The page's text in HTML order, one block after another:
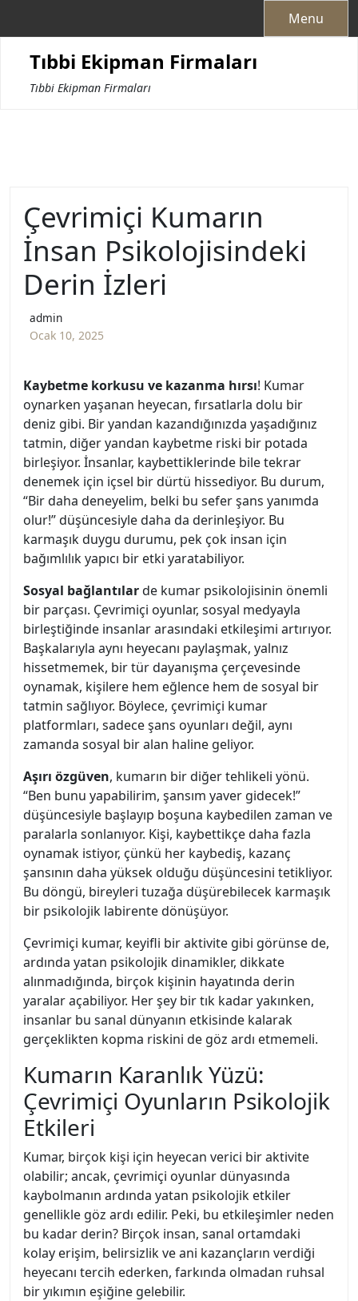
Menu
Tıbbi Ekipman Firmaları
Tıbbi Ekipman Firmaları
Çevrimiçi Kumarın
İnsan Psikolojisindeki
Derin İzleri
admin
Ocak 10, 2025
Kaybetme korkusu ve kazanma hırsı! Kumar
oynarken yaşanan heyecan, fırsatlarla dolu bir
deniz gibi. Bir yandan kazandığınızda yaşadığınız
tatmin, diğer yandan kaybetme riski bir potada
birleşiyor. İnsanlar, kaybettiklerinde bile tekrar
denemek için içsel bir dürtü hissediyor. Bu durum,
“Bir daha deneyelim, belki bu sefer şans yanımda
olur!” düşüncesiyle daha da derinleşiyor. Bu
karmaşık duygu durumu, pek çok insan için
bağımlılık yapıcı bir etki yaratabiliyor.
Sosyal bağlantılarde kumar psikolojisinin önemli
bir parçası. Çevrimiçi oyunlar, sosyal medyayla
birleştiğinde insanlar arasındaki etkileşimi artırıyor.
Başkalarıyla aynı heyecanı paylaşmak, yalnız
hissetmemek, bir tür dayanışma çerçevesinde
oynamak, kişilere hem eğlence hem de sosyal bir
tatmin sağlıyor. Böylece, çevrimiçi kumar
platformları, sadece şans oyunları değil, aynı
zamanda sosyal bir alan haline geliyor.
Aşırı özgüven, kumarın bir diğer tehlikeli yönü.
“Ben bunu yapabilirim, şansım yaver gidecek!”
düşüncesiyle başlayıp boşuna kaybedilen zaman ve
paralarla sonlanıyor. Kişi, kaybettikçe daha fazla
oynamak istiyor, çünkü her kaybediş, kazanç
şansının daha yüksek olduğu düşüncesini tetikliyor.
Bu döngü, bireyleri tuzağa düşürebilecek karmaşık
bir psikolojik labirente dönüşüyor.
Çevrimiçi kumar, keyifli bir aktivite gibi görünse de,
ardında yatan psikolojik dinamikler, dikkate
alınmadığında, birçok kişinin hayatında derin
yaralar açabiliyor. Her şey bir tık kadar yakınken,
insanlar bu sanal dünyanın etkisinde kalarak
gerçeklikten kopma riskini de göz ardı etmemeli.
Kumarın Karanlık Yüzü:
Çevrimiçi Oyunların Psikolojik
Etkileri
Kumar, birçok kişi için heyecan verici bir aktivite
olabilir; ancak, çevrimiçi oyunlar dünyasında
kaybolmanın ardında yatan psikolojik etkiler
genellikle göz ardı edilir. Peki, bu etkileşimler neden
bu kadar derin? Birçok insan, sanal ortamdaki
kolay erişim, belirsizlik ve ani kazançların verdiği
heyecanı tercih ederken, farkında olmadan ruhsal
bir yıkımın eşiğine gelebilir.